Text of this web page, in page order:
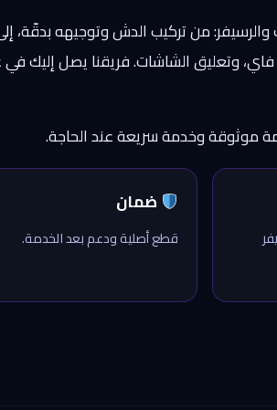
من تركيب الدش وتوجيهه بدقّة،
فاي، وتعليق الشاشات. فريقنا يصل
موثوقة وخدمة سريعة عند الحاجة.
ضمان
قطع أصلية ودعم بعد الخدمة.